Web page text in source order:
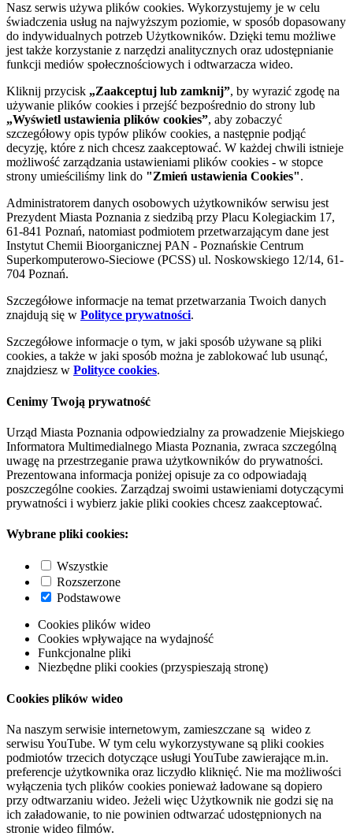
Nasz serwis używa plików cookies. Wykorzystujemy je w celu
świadczenia usług na najwyższym poziomie, w sposób dopasowany
do indywidualnych potrzeb Użytkowników. Dzięki temu możliwe
jest także korzystanie z narzędzi analitycznych oraz udostępnianie
funkcji mediów społecznościowych i odtwarzacza wideo.
Kliknij przycisk „Zaakceptuj lub zamknij”, by wyrazić zgodę na
używanie plików cookies i przejść bezpośrednio do strony lub
„Wyświetl ustawienia plików cookies”, aby zobaczyć
szczegółowy opis typów plików cookies, a następnie podjąć
decyzję, które z nich chcesz zaakceptować. W każdej chwili istnieje
możliwość zarządzania ustawieniami plików cookies - w stopce
strony umieściliśmy link do "Zmień ustawienia Cookies".
Administratorem danych osobowych użytkowników serwisu jest
Prezydent Miasta Poznania z siedzibą przy Placu Kolegiackim 17,
61-841 Poznań, natomiast podmiotem przetwarzającym dane jest
Instytut Chemii Bioorganicznej PAN - Poznańskie Centrum
Superkomputerowo-Sieciowe (PCSS) ul. Noskowskiego 12/14, 61-
704 Poznań.
Szczegółowe informacje na temat przetwarzania Twoich danych
znajdują się w Polityce prywatności.
Szczegółowe informacje o tym, w jaki sposób używane są pliki
cookies, a także w jaki sposób można je zablokować lub usunąć,
znajdziesz w Polityce cookies.
Cenimy Twoją prywatność
Urząd Miasta Poznania odpowiedzialny za prowadzenie Miejskiego
Informatora Multimedialnego Miasta Poznania, zwraca szczególną
uwagę na przestrzeganie prawa użytkowników do prywatności.
Prezentowana informacja poniżej opisuje za co odpowiadają
poszczególne cookies. Zarządzaj swoimi ustawieniami dotyczącymi
prywatności i wybierz jakie pliki cookies chcesz zaakceptować.
Wybrane pliki cookies:
Wszystkie
Rozszerzone
Podstawowe
Cookies plików wideo
Cookies wpływające na wydajność
Funkcjonalne pliki
Niezbędne pliki cookies (przyspieszają stronę)
Cookies plików wideo
Na naszym serwisie internetowym, zamieszczane są wideo z
serwisu YouTube. W tym celu wykorzystywane są pliki cookies
podmiotów trzecich dotyczące usługi YouTube zawierające m.in.
preferencje użytkownika oraz liczydło kliknięć. Nie ma możliwości
wyłączenia tych plików cookies ponieważ ładowane są dopiero
przy odtwarzaniu wideo. Jeżeli więc Użytkownik nie godzi się na
ich załadowanie, to nie powinien odtwarzać udostępnionych na
stronie wideo filmów.